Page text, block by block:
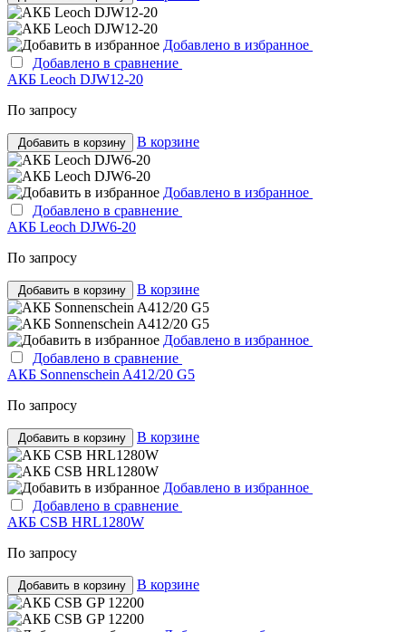
Добавлено в избранное
Добавлено в сравнение
АКБ Leoch DJW12-20
По запросу
Добавить в корзину В корзине
Добавлено в избранное
Добавлено в сравнение
АКБ Leoch DJW6-20
По запросу
Добавить в корзину В корзине
Добавлено в избранное
Добавлено в сравнение
АКБ Sonnenschein A412/20 G5
По запросу
Добавить в корзину В корзине
Добавлено в избранное
Добавлено в сравнение
АКБ CSB HRL1280W
По запросу
Добавить в корзину В корзине